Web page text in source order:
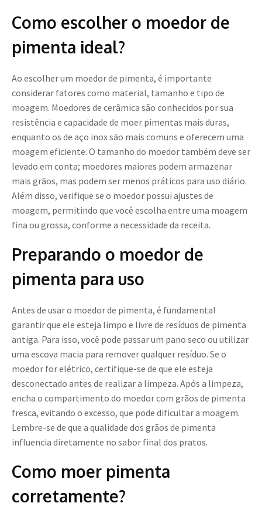
Como escolher o moedor de
pimenta ideal?
Ao escolher um moedor de pimenta, é importante
considerar fatores como material, tamanho e tipo de
moagem. Moedores de cerâmica são conhecidos por sua
resistência e capacidade de moer pimentas mais duras,
enquanto os de aço inox são mais comuns e oferecem uma
moagem eficiente. O tamanho do moedor também deve ser
levado em conta; moedores maiores podem armazenar
mais grãos, mas podem ser menos práticos para uso diário.
Além disso, verifique se o moedor possui ajustes de
moagem, permitindo que você escolha entre uma moagem
fina ou grossa, conforme a necessidade da receita.
Preparando o moedor de
pimenta para uso
Antes de usar o moedor de pimenta, é fundamental
garantir que ele esteja limpo e livre de resíduos de pimenta
antiga. Para isso, você pode passar um pano seco ou utilizar
uma escova macia para remover qualquer resíduo. Se o
moedor for elétrico, certifique-se de que ele esteja
desconectado antes de realizar a limpeza. Após a limpeza,
encha o compartimento do moedor com grãos de pimenta
fresca, evitando o excesso, que pode dificultar a moagem.
Lembre-se de que a qualidade dos grãos de pimenta
influencia diretamente no sabor final dos pratos.
Como moer pimenta
corretamente?